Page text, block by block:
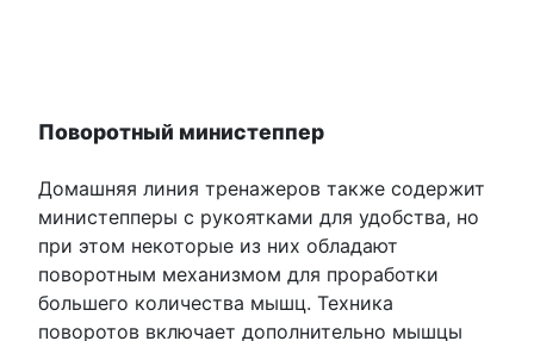
Поворотный министеппер
Домашняя линия тренажеров также содержит
министепперы с рукоятками для удобства, но
при этом некоторые из них обладают
поворотным механизмом для проработки
большего количества мышц. Техника
поворотов включает дополнительно мышцы